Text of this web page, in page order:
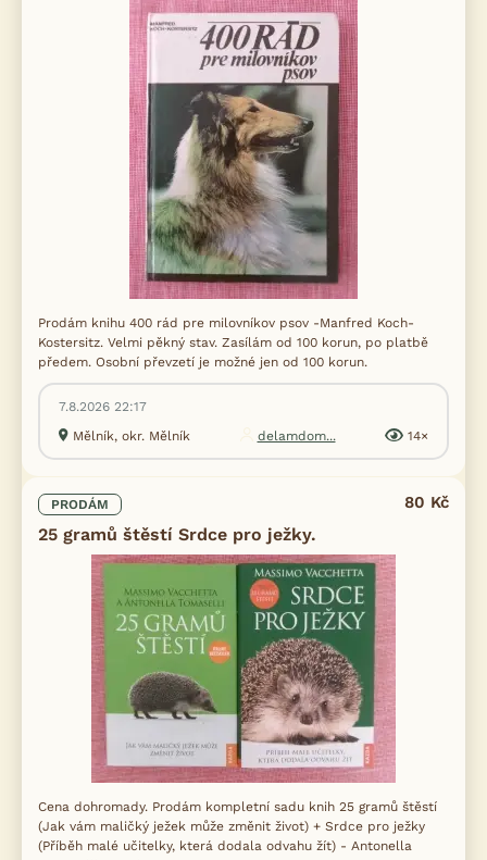
Prodám knihu 400 rád pre milovníkov psov -Manfred Koch-
Kostersitz. Velmi pěkný stav. Zasílám od 100 korun, po platbě
předem. Osobní převzetí je možné jen od 100 korun.
7.8.2026 22:17
Mělník, okr. Mělník
delamdom... 14×
PRODÁM
25 gramů štěstí Srdce pro ježky.
80 Kč
Cena dohromady. Prodám kompletní sadu knih 25 gramů štěstí
(Jak vám maličký ježek může změnit život) + Srdce pro ježky
(Příběh malé učitelky, která dodala odvahu žít) - Antonella